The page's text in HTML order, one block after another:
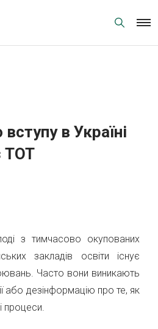
в Україні
ТОТ
з тимчасово окупованих
закладів освіти існує
Часто вони виникають
або дезінформацію про те, як
процеси.